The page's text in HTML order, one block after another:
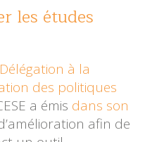
les études
Délégation à la
des politiques
a émis dans son
afin de